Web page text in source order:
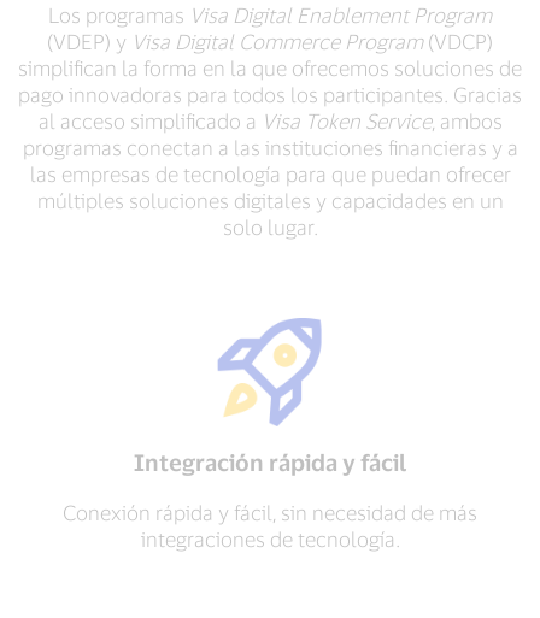
Los programas Visa Digital Enablement Program
(VDEP) y Visa Digital Commerce Program(VDCP)
simplifican la forma en la que ofrecemos soluciones de
pago innovadoras para todos los participantes. Gracias
al acceso simplificado a Visa Token Service, ambos
programas conectan a las instituciones financieras y a
las empresas de tecnología para que puedan ofrecer
múltiples soluciones digitales y capacidades en un
solo lugar.
Integración rápida y fácil
Conexión rápida y fácil, sin necesidad de más
integraciones de tecnología.